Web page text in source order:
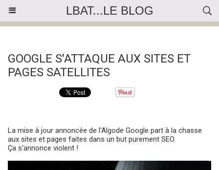
LBAT...LE BLOG
GOOGLE S'ATTAQUE AUX SITES ET
PAGES SATELLITES
La mise à jour annoncée de l'Algode Google part à la chasse
aux sites et pages faites dans un but purement SEO.
Ça s'annonce violent !